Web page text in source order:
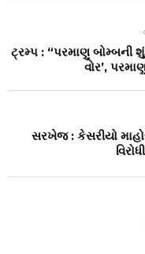
ટ્રમ્પ : “પરમાણુ બોમ્બની
વોર’,
સરખેજ : કેસરીયો